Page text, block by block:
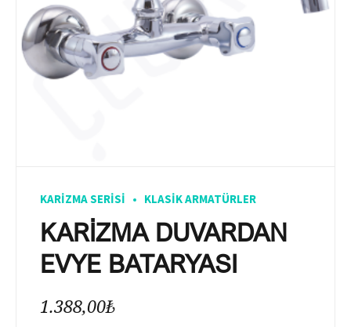
KARIZMA SERISI KLASIK ARMATÜRLER
KARİZMA DUVARDAN
EVYE BATARYASI
1.388,00₺